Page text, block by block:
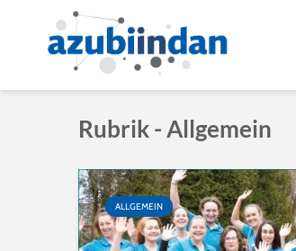
Rubrik - Allgemein
ALLGEMEIN